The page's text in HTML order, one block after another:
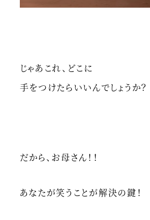
じゃあこれ、どこに
手をつけたらいいんでしょうか？
だから、お母さん！！
あなたが笑うことが解決の鍵！